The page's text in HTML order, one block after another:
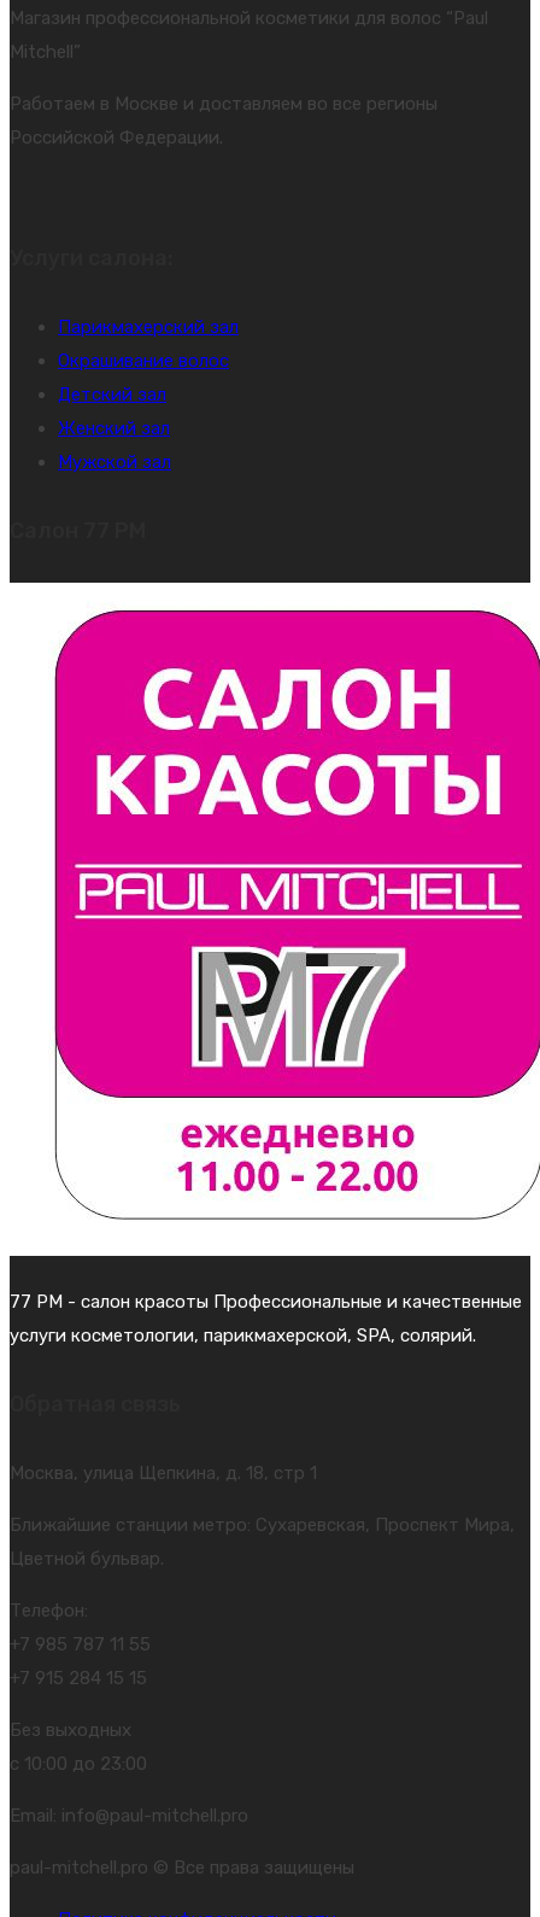
Магазин профессиональной косметики для волос “Paul
Mitchell”
Работаем в Москве и доставляем во все регионы
Российской Федерации.
Парикмахерский зал
Окрашивание волос
Детский зал
Женский зал
Мужской зал
77 PM - салон красоты Профессиональные и качественные
услуги косметологии, парикмахерской, SPA, солярий.
Москва, улица Щепкина, д. 18, стр 1
Ближайшие станции метро: Сухаревская, Проспект Мира,
Цветной бульвар.
Телефон:
+7 985 787 11 55
+7 915 284 15 15
Без выходных
с 10:00 до 23:00
Email: info@paul-mitchell.pro
paul-mitchell.pro © Все права защищены